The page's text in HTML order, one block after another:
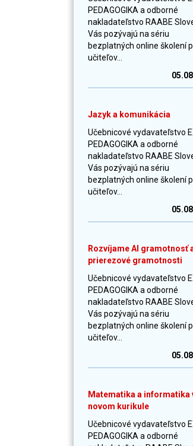
PEDAGOGIKA a odborné
nakladateľstvo RAABE
Vás pozývajú na sériu
bezplatných online školení
učiteľov...
Jazyk a komunikácia
Učebnicové vydavateľstvo
PEDAGOGIKA a odborné
nakladateľstvo RAABE
Vás pozývajú na sériu
bezplatných online školení
učiteľov...
Rozvíjame AI gramotnosť
prierezové gramotnosti
Učebnicové vydavateľstvo
PEDAGOGIKA a odborné
nakladateľstvo RAABE
Vás pozývajú na sériu
bezplatných online školení
učiteľov...
Matematika a informatika
novom kurikule
Učebnicové vydavateľstvo
PEDAGOGIKA a odborné